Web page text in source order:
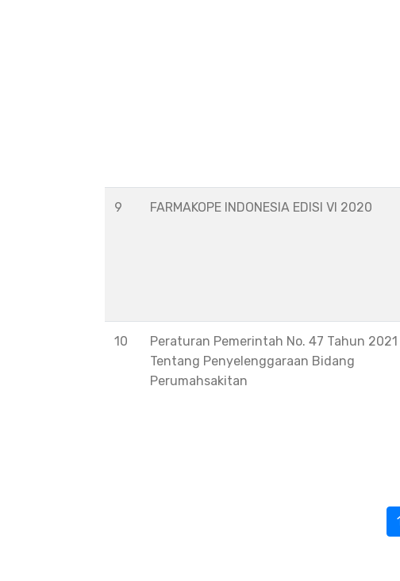
9 FARMAKOPE INDONESIA EDISI VI 2020
10
Peraturan Pemerintah No. 47 Tahun 2021
Tentang Penyelenggaraan Bidang
Perumahsakitan